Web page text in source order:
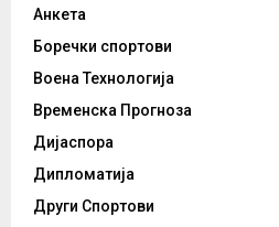
Анкета
Боречки спортови
Воена Технологија
Временска Прогноза
Дијаспора
Дипломатија
Други Спортови